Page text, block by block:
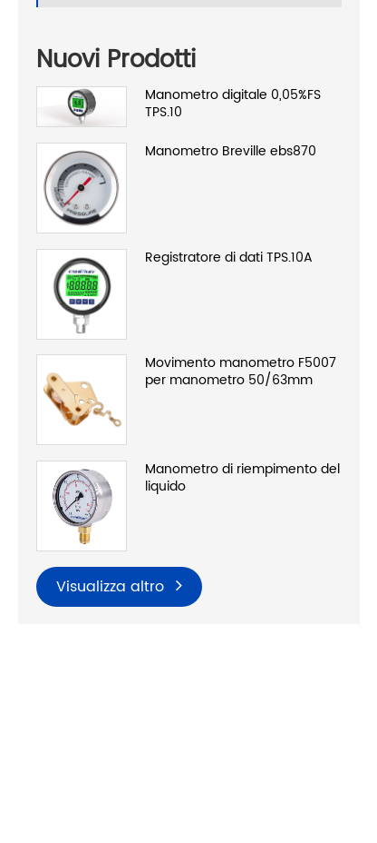
Nuovi Prodotti
Manometro digitale 0,05%FS
TPS.10
Manometro Breville ebs870
Registratore di dati TPS.10A
Movimento manometro F5007
per manometro 50/63mm
Manometro di riempimento del
liquido
Visualizza altro